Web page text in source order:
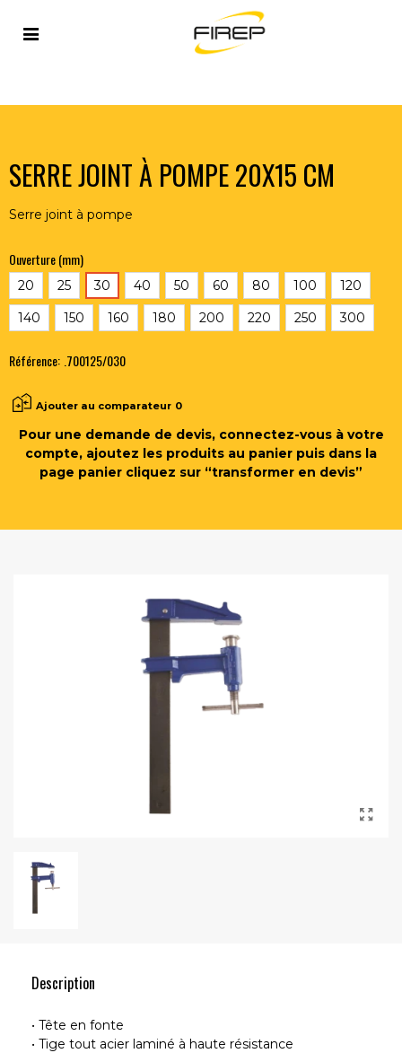
Accueil OUTILLAGE DU SOUDEUR >
SERRE JOINT À POMPE 20X15 CM
SERRE JOINT À POMPE 20X15 CM
Serre joint à pompe
Ouverture (mm)
20 25 30 40 50 60 80 100
120
140
150 160 180 200 220 250 300
Référence: .700125/030
Ajouter au comparateur 0
Pour une demande de devis, connectez-vous à votre
compte, ajoutez les produits au panier puis dans la
page panier cliquez sur “transformer en devis”
Description
• Tête en fonte
• Tige tout acier laminé à haute résistance